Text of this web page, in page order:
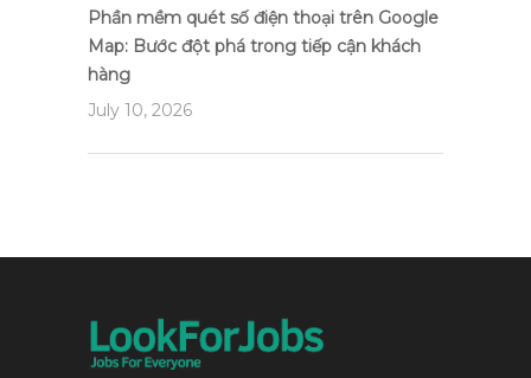
Phần mềm quét số điện thoại trên Google
Map: Bước đột phá trong tiếp cận khách
hàng
July 10, 2026